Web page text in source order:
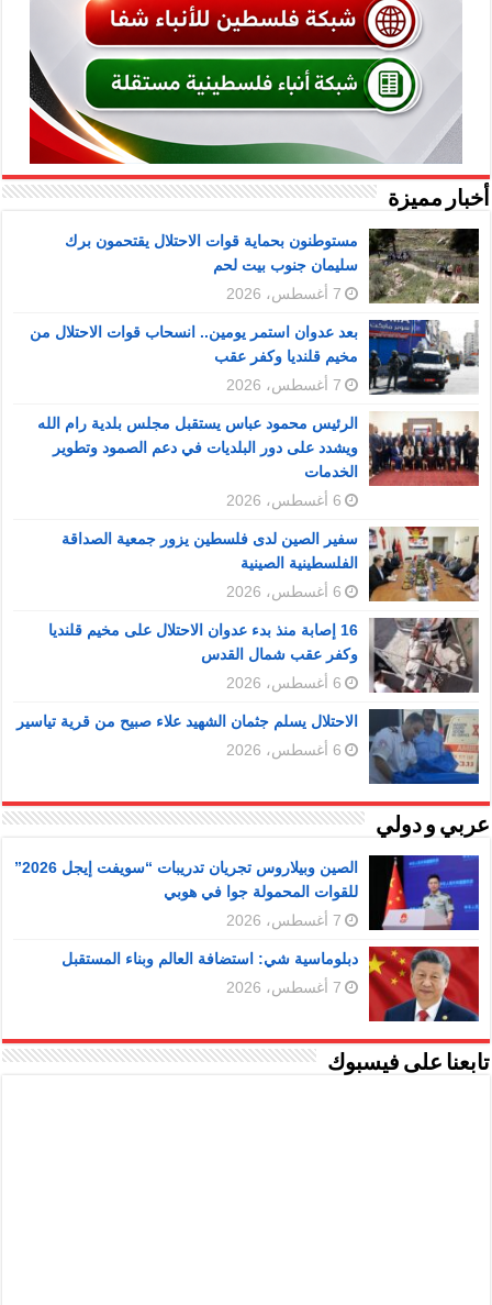
أخبار مميزة
مستوطنون بحماية قوات الاحتلال يقتحمون برك
سليمان جنوب بيت لحم
7 أغسطس، 2026
بعد عدوان استمر يومين.. انسحاب قوات الاحتلال من
مخيم قلنديا وكفر عقب
7 أغسطس، 2026
الرئيس محمود عباس يستقبل مجلس بلدية رام الله
ويشدد على دور البلديات في دعم الصمود وتطوير
الخدمات
6 أغسطس، 2026
سفير الصين لدى فلسطين يزور جمعية الصداقة
الفلسطينية الصينية
6 أغسطس، 2026
16 إصابة منذ بدء عدوان الاحتلال على مخيم قلنديا
وكفر عقب شمال القدس
6 أغسطس، 2026
الاحتلال يسلم جثمان الشهيد علاء صبيح من قرية تياسير
6 أغسطس، 2026
عربي و دولي
الصين وبيلاروس تجريان تدريبات “سويفت إيجل 2026”
للقوات المحمولة جوا في هوبي
7 أغسطس، 2026
دبلوماسية شي: استضافة العالم وبناء المستقبل
7 أغسطس، 2026
تابعنا على فيسبوك